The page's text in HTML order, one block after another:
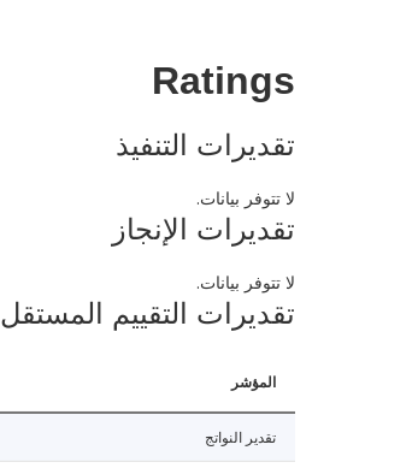
Ratings
تقديرات التنفيذ
لا تتوفر بيانات.
تقديرات الإنجاز
لا تتوفر بيانات.
تقديرات التقييم المستقل
المؤشر
تقدير النواتج